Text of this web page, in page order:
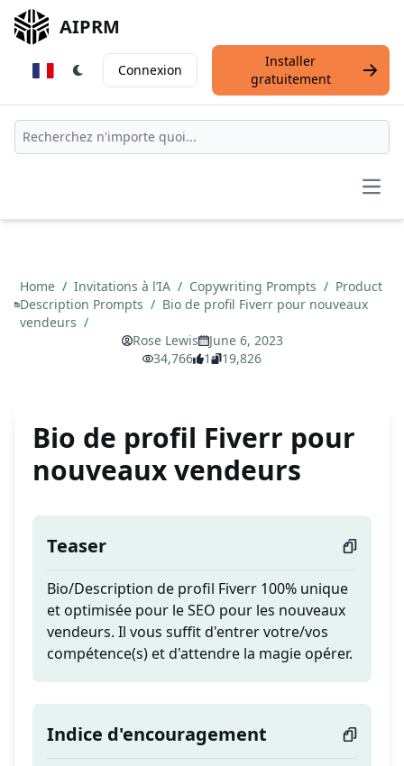
AIPRM
Connexion
Installer
gratuitement
Home / Invitations à l’IA / Copywriting Prompts / Product
Description Prompts / Bio de profil Fiverr pour nouveaux
vendeurs /
Rose Lewis
June 6, 2023
34,766
1 19,826
Bio de profil Fiverr pour
nouveaux vendeurs
Teaser
Bio/Description de profil Fiverr 100% unique
et optimisée pour le SEO pour les nouveaux
vendeurs. Il vous suffit d'entrer votre/vos
compétence(s) et d'attendre la magie opérer.
Indice d'encouragement